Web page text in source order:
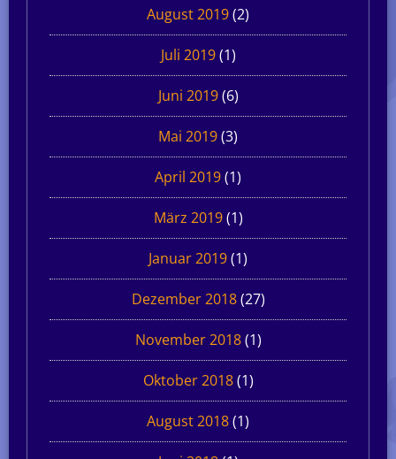
August 2019(2)
Juli 2019(1)
Juni 2019(6)
Mai 2019(3)
April 2019(1)
März 2019(1)
Januar 2019(1)
Dezember 2018(27)
November 2018(1)
Oktober 2018(1)
August 2018(1)